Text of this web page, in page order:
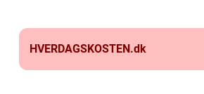
HVERDAGSKOSTEN.dk